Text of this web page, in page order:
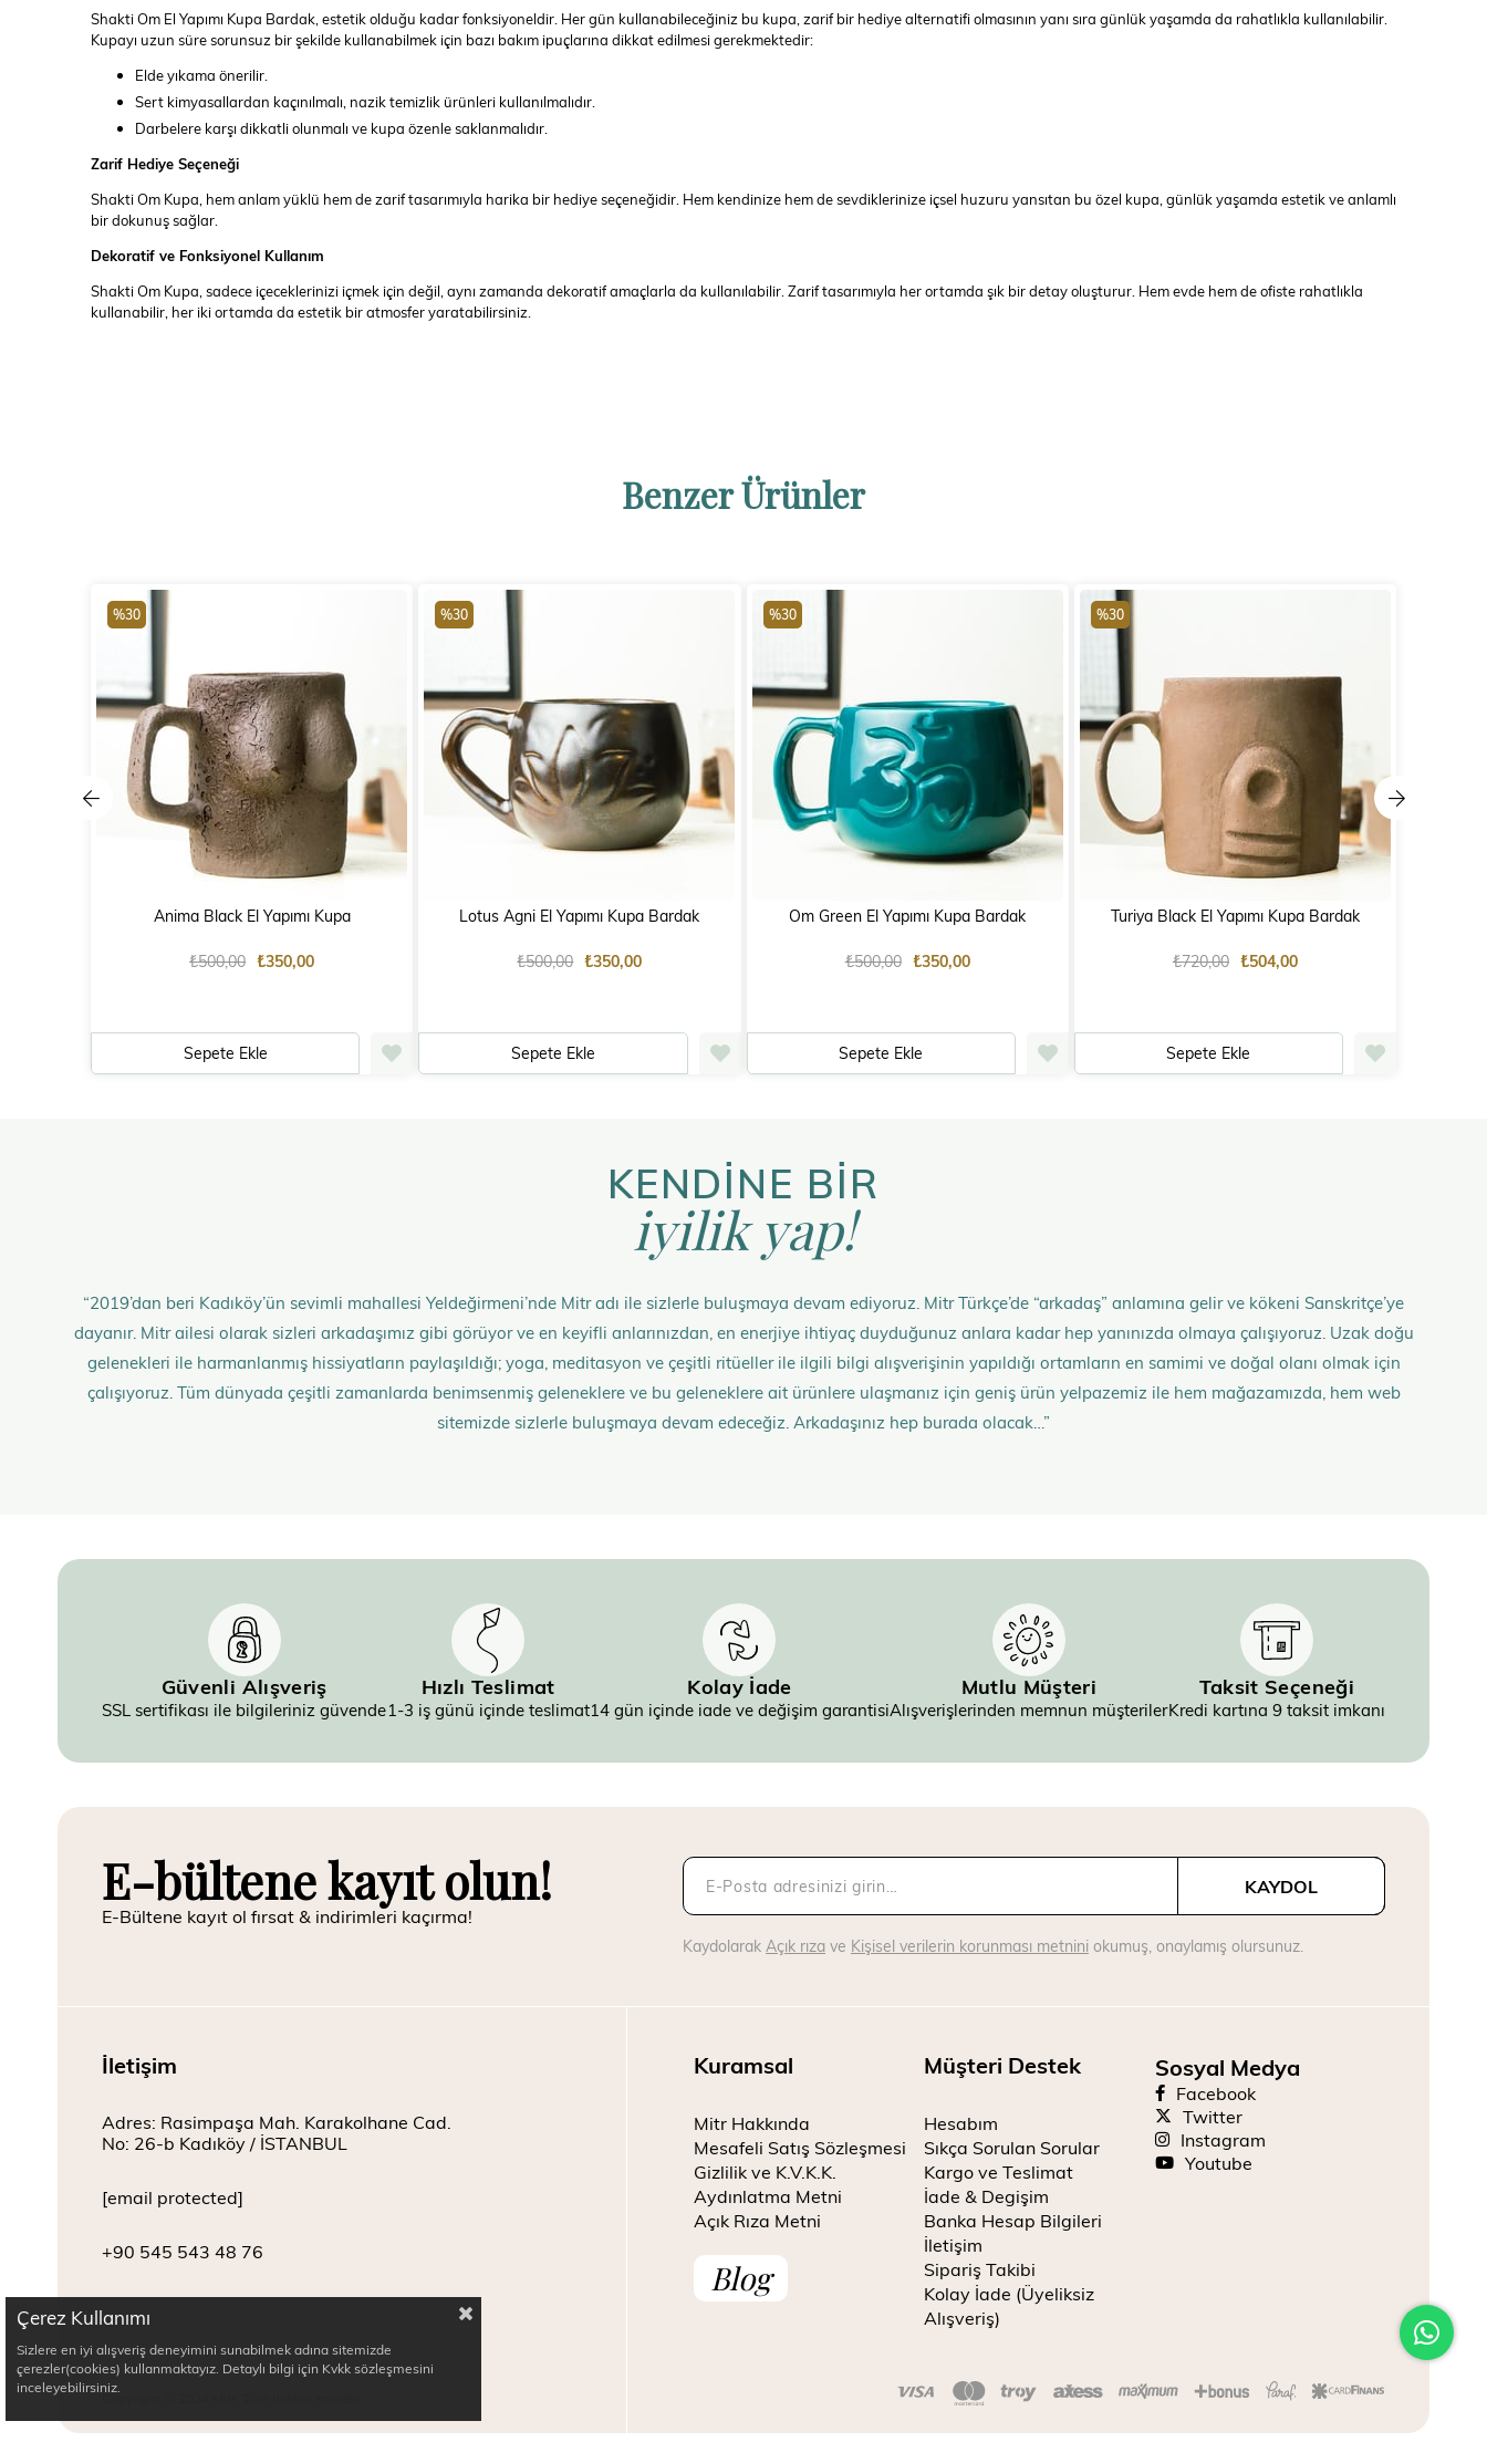
Shakti Om El Yapımı Kupa Bardak, estetik olduğu kadar fonksiyoneldir. Her gün kullanabileceğiniz bu kupa, zarif bir hediye alternatifi olmasının yanı sıra günlük yaşamda da rahatlıkla kullanılabilir.
Kupayı uzun süre sorunsuz bir şekilde kullanabilmek için bazı bakım ipuçlarına dikkat edilmesi gerekmektedir:
Elde yıkama önerilir.
Sert kimyasallardan kaçınılmalı, nazik temizlik ürünleri kullanılmalıdır.
Darbelere karşı dikkatli olunmalı ve kupa özenle saklanmalıdır.
Zarif Hediye Seçeneği
Shakti Om Kupa, hem anlam yüklü hem de zarif tasarımıyla harika bir hediye seçeneğidir. Hem kendinize hem de sevdiklerinize içsel huzuru yansıtan bu özel kupa, günlük yaşamda estetik ve anlamlı
bir dokunuş sağlar.
Dekoratif ve Fonksiyonel Kullanım
Shakti Om Kupa, sadece içeceklerinizi içmek için değil, aynı zamanda dekoratif amaçlarla da kullanılabilir. Zarif tasarımıyla her ortamda şık bir detay oluşturur. Hem evde hem de ofiste rahatlıkla
kullanabilir, her iki ortamda da estetik bir atmosfer yaratabilirsiniz.
Benzer Ürünler
Anima Black El Yapımı Kupa
₺350,00
₺500,00
Sepete Ekle
%30
Lotus Agni El Yapımı Kupa Bardak
₺350,00
₺500,00
Sepete Ekle
%30
Om Green El Yapımı Kupa Bardak
₺350,00
₺500,00
Sepete Ekle
%30
Turiya Black El Yapımı Kupa Bardak
₺504,00
₺720,00
Sepete Ekle
%30
KENDİNE BİR
iyilik yap!
“2019’dan beri Kadıköy’ün sevimli mahallesi Yeldeğirmeni’nde Mitr adı ile sizlerle buluşmaya devam ediyoruz. Mitr Türkçe’de “arkadaş” anlamına gelir ve kökeni Sanskritçe’ye
dayanır. Mitr ailesi olarak sizleri arkadaşımız gibi görüyor ve en keyifli anlarınızdan, en enerjiye ihtiyaç duyduğunuz anlara kadar hep yanınızda olmaya çalışıyoruz. Uzak doğu
gelenekleri ile harmanlanmış hissiyatların paylaşıldığı; yoga, meditasyon ve çeşitli ritüeller ile ilgili bilgi alışverişinin yapıldığı ortamların en samimi ve doğal olanı olmak için
çalışıyoruz. Tüm dünyada çeşitli zamanlarda benimsenmiş geleneklere ve bu geleneklere ait ürünlere ulaşmanız için geniş ürün yelpazemiz ile hem mağazamızda, hem web
sitemizde sizlerle buluşmaya devam edeceğiz. Arkadaşınız hep burada olacak…”
Güvenli Alışveriş
SSL sertifikası ile bilgileriniz güvende
Hızlı Teslimat
1-3 iş günü içinde teslimat
Kolay İade
14 gün içinde iade ve değişim garantisi
Mutlu Müşteri
Alışverişlerinden memnun müşteriler
Taksit Seçeneği
Kredi kartına 9 taksit imkanı
E-bültene kayıt olun!
E-Bültene kayıt ol fırsat & indirimleri kaçırma!
KAYDOL
Kaydolarak Açık rıza ve Kişisel verilerin korunması metnini okumuş, onaylamış olursunuz.
İletişim
Adres: Rasimpaşa Mah. Karakolhane Cad.
No: 26-b Kadıköy / İSTANBUL
[email protected]
+90 545 543 48 76
Copyright © 2024 Mitr. Tüm hakları saklıdır.
Kuramsal
Mitr Hakkında
Mesafeli Satış Sözleşmesi
Gizlilik ve K.V.K.K.
Aydınlatma Metni
Açık Rıza Metni
Blog
Müşteri Destek
Hesabım
Sıkça Sorulan Sorular
Kargo ve Teslimat
İade & Degişim
Banka Hesap Bilgileri
İletişim
Sipariş Takibi
Kolay İade (Üyeliksiz
Alışveriş)
Sosyal Medya
Facebook
Twitter
Instagram
Youtube
Çerez Kullanımı
Sizlere en iyi alışveriş deneyimini sunabilmek adına sitemizde
çerezler(cookies) kullanmaktayız. Detaylı bilgi için Kvkk sözleşmesini
inceleyebilirsiniz.